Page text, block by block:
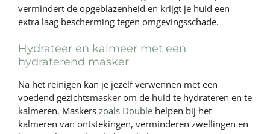
vermindert de opgeblazenheid en krijgt je huid een
extra laag bescherming tegen omgevingsschade.
Hydrateer en kalmeer met een
hydraterend masker
Na het reinigen kan je jezelf verwennen met een
voedend gezichtsmasker om de huid te hydrateren en te
kalmeren. Maskers zoals Double helpen bij het
kalmeren van ontstekingen, verminderen zwellingen en